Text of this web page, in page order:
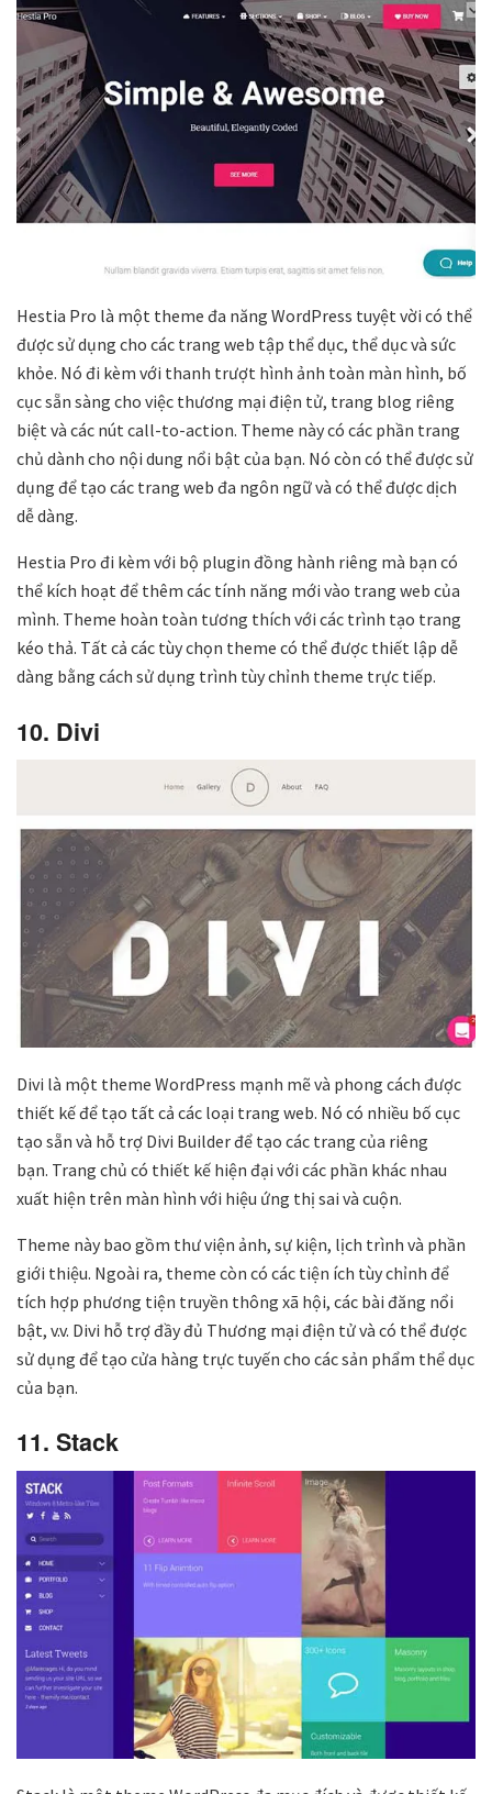
Hestia Pro là một theme đa năng WordPress tuyệt vời có thể
được sử dụng cho các trang web tập thể dục, thể dục và sức
khỏe. Nó đi kèm với thanh trượt hình ảnh toàn màn hình, bố
cục sẵn sàng cho việc thương mại điện tử, trang blog riêng
biệt và các nút call-to-action. Theme này có các phần trang
chủ dành cho nội dung nổi bật của bạn. Nó còn có thể được sử
dụng để tạo các trang web đa ngôn ngữ và có thể được dịch
dễ dàng.
Hestia Pro đi kèm với bộ plugin đồng hành riêng mà bạn có
thể kích hoạt để thêm các tính năng mới vào trang web của
mình. Theme hoàn toàn tương thích với các trình tạo trang
kéo thả. Tất cả các tùy chọn theme có thể được thiết lập dễ
dàng bằng cách sử dụng trình tùy chỉnh theme trực tiếp.
10. Divi
Divi là một theme WordPress mạnh mẽ và phong cách được
thiết kế để tạo tất cả các loại trang web. Nó có nhiều bố cục
tạo sẵn và hỗ trợ Divi Builder để tạo các trang của riêng
bạn. Trang chủ có thiết kế hiện đại với các phần khác nhau
xuất hiện trên màn hình với hiệu ứng thị sai và cuộn.
Theme này bao gồm thư viện ảnh, sự kiện, lịch trình và phần
giới thiệu. Ngoài ra, theme còn có các tiện ích tùy chỉnh để
tích hợp phương tiện truyền thông xã hội, các bài đăng nổi
bật, v.v. Divi hỗ trợ đầy đủ Thương mại điện tử và có thể được
sử dụng để tạo cửa hàng trực tuyến cho các sản phẩm thể dục
của bạn.
11. Stack